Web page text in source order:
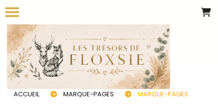
ACCUEIL MARQUE-PAGES MARQUE-PAGES